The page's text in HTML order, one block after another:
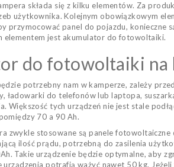
składa się z kilku elementów. Za
użytkownika. Kolejnym obowiązkowym
przymocować panel do pojazdu,
elementem jest akumulator do fotowoltaiki.
do fotowoltaiki na
potrzebny nam w kamperze, zależy
ładowarki do telefonów lub laptopa,
Większość tych urządzeń nie jest stale
70 a 90 Ah.
zwykle stosowane są panele
ilość prądu, potrzebną do zasilenia
Takie urządzenie będzie optymalne, aby
urządzenia potrafią ważyć nawet 50 kg.